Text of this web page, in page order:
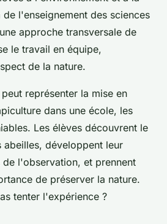
l'enseignement des sciences
approche transversale de
le travail en équipe,
de la nature.
représenter la mise en
dans une école, les
Les élèves découvrent le
abeilles, développent leur
l'observation, et prennent
de préserver la nature.
tenter l'expérience ?